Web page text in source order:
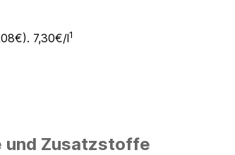
7,30€/l1
und Zusatzstoffe